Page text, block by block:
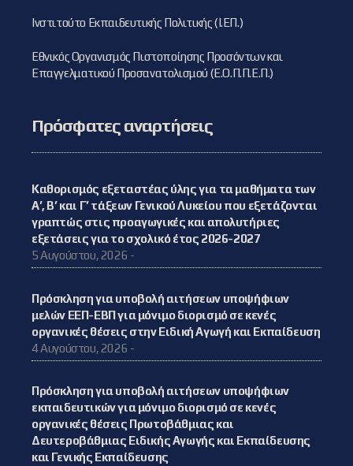
Ινστιτούτο Εκπαιδευτικής Πολιτικής (Ι.ΕΠ.)
Εθνικός Οργανισμός Πιστοποίησης Προσόντων και
Επαγγελματικού Προσανατολισμού (Ε.Ο.Π.Π.Ε.Π.)
Πρόσφατες αναρτήσεις
Καθορισμός εξεταστέας ύλης για τα μαθήματα των
Α’, Β’ και Γ’ τάξεων Γενικού Λυκείου που εξετάζονται
γραπτώς στις προαγωγικές και απολυτήριες
εξετάσεις για το σχολικό έτος 2026-2027
5 Αυγούστου, 2026 -
Πρόσκληση για υποβολή αιτήσεων υποψήφιων
μελών ΕΕΠ-ΕΒΠ για μόνιμο διορισμό σε κενές
οργανικές θέσεις στην Ειδική Αγωγή και Εκπαίδευση
4 Αυγούστου, 2026 -
Πρόσκληση για υποβολή αιτήσεων υποψήφιων
εκπαιδευτικών για μόνιμο διορισμό σε κενές
οργανικές θέσεις Πρωτοβάθμιας και
Δευτεροβάθμιας Ειδικής Αγωγής και Εκπαίδευσης
και Γενικής Εκπαίδευσης